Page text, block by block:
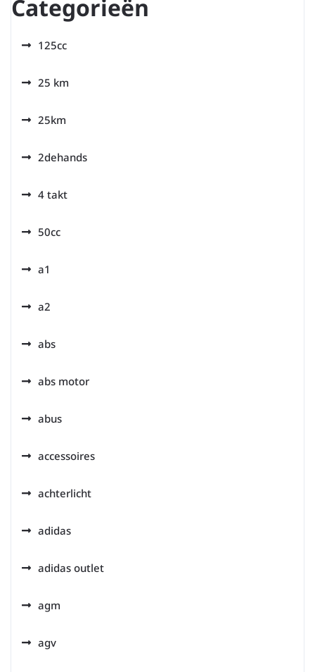
Categorieën
125cc
25 km
25km
2dehands
4 takt
50cc
a1
a2
abs
abs motor
abus
accessoires
achterlicht
adidas
adidas outlet
agm
agv